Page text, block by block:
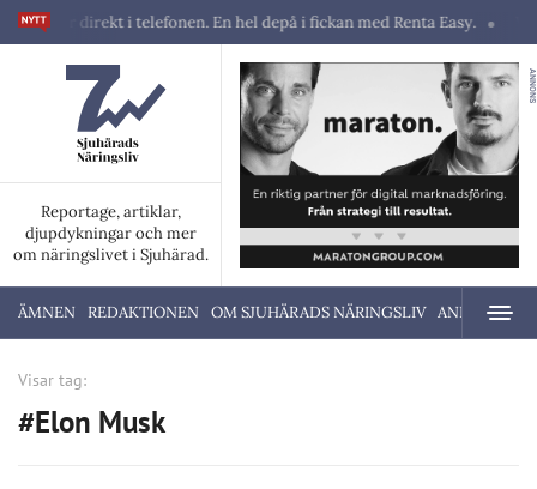
direkt i telefonen. En hel depå i fickan med Renta Easy.
Reportage, artiklar,
djupdykningar och mer
om näringslivet i Sjuhärad.
ANNONS
ÄMNEN REDAKTIONEN OM SJUHÄRADS NÄRINGSLIV ANNONSERA
Visar tag:
#Elon Musk